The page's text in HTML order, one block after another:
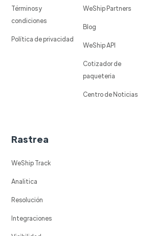
Términos y
condiciones
Política de privacidad
WeShip Partners
Blog
WeShip API
Cotizador de
paqueteria
Centro de Noticias
Rastrea
WeShip Track
Analitica
Resolución
Integraciones